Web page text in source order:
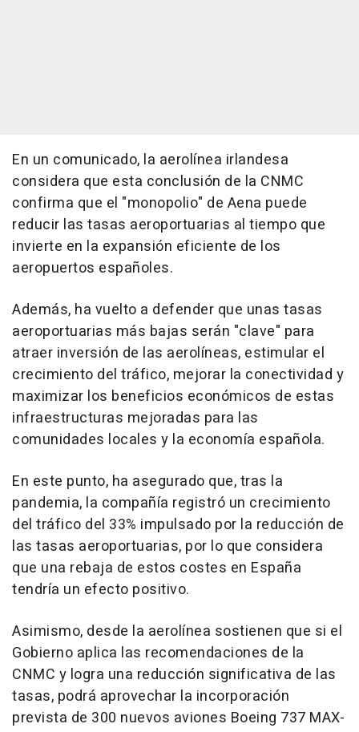
En un comunicado, la aerolínea irlandesa
considera que esta conclusión de la CNMC
confirma que el "monopolio" de Aena puede
reducir las tasas aeroportuarias al tiempo que
invierte en la expansión eficiente de los
aeropuertos españoles.
Además, ha vuelto a defender que unas tasas
aeroportuarias más bajas serán "clave" para
atraer inversión de las aerolíneas, estimular el
crecimiento del tráfico, mejorar la conectividad y
maximizar los beneficios económicos de estas
infraestructuras mejoradas para las
comunidades locales y la economía española.
En este punto, ha asegurado que, tras la
pandemia, la compañía registró un crecimiento
del tráfico del 33% impulsado por la reducción de
las tasas aeroportuarias, por lo que considera
que una rebaja de estos costes en España
tendría un efecto positivo.
Asimismo, desde la aerolínea sostienen que si el
Gobierno aplica las recomendaciones de la
CNMC y logra una reducción significativa de las
tasas, podrá aprovechar la incorporación
prevista de 300 nuevos aviones Boeing 737 MAX-